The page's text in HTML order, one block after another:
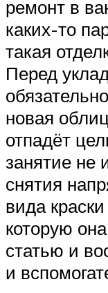
ремонт в
каких-то
такая
Перед
новая
отпадёт
занятие не
снятия
вида
которую
статью и
и